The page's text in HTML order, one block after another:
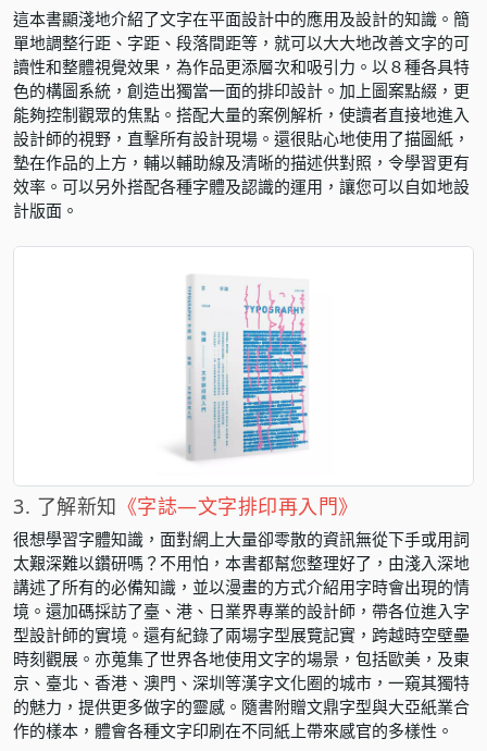
這本書顯淺地介紹了文字在平面設計中的應用及設計的知識。簡
單地調整行距、字距、段落間距等，就可以大大地改善文字的可
讀性和整體視覺效果，為作品更添層次和吸引力。以８種各具特
色的構圖系統，創造出獨當一面的排印設計。加上圖案點綴，更
能夠控制觀眾的焦點。搭配大量的案例解析，使讀者直接地進入
設計師的視野，直擊所有設計現場。還很貼心地使用了描圖紙，
墊在作品的上方，輔以輔助線及清晰的描述供對照，令學習更有
效率。可以另外搭配各種字體及認識的運用，讓您可以自如地設
計版面。
3. 了解新知 《字誌—文字排印再入門》
很想學習字體知識，面對網上大量卻零散的資訊無從下手或用詞
太艱深難以鑽研嗎？不用怕，本書都幫您整理好了，由淺入深地
講述了所有的必備知識，並以漫畫的方式介紹用字時會出現的情
境。還加碼採訪了臺、港、日業界專業的設計師，帶各位進入字
型設計師的實境。還有紀錄了兩場字型展覽記實，跨越時空壁壘
時刻觀展。亦蒐集了世界各地使用文字的場景，包括歐美，及東
京、臺北、香港、澳門、深圳等漢字文化圈的城市，一窺其獨特
的魅力，提供更多做字的靈感。隨書附贈文鼎字型與大亞紙業合
作的樣本，體會各種文字印刷在不同紙上帶來感官的多樣性。